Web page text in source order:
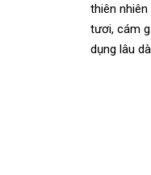
thiên
tươi, cám
dụng lâu